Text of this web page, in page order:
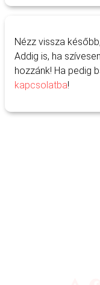
Nézz vissza
Addig is, ha
hozzánk! Ha pedig
kapcsolatba!